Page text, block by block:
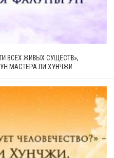
ВСЕХ ЖИВЫХ СУЩЕСТВ»,
МАСТЕРА ЛИ ХУНЧЖИ